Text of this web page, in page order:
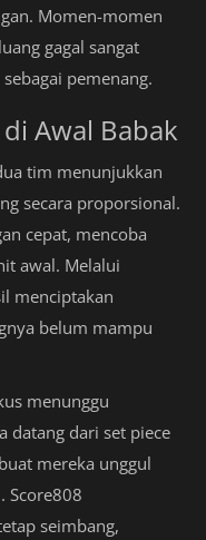
Momen-momen
gagal sangat
pemenang.
Awal Babak
tim menunjukkan
secara proporsional.
cepat, mencoba
awal. Melalui
menciptakan
belum mampu
menunggu
datang dari set piece
mereka unggul
Score808
seimbang,